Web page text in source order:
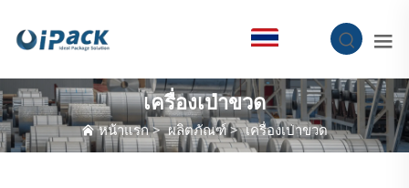
เครื่องเป่าขวด
หน้าแรก>ผลิตภัณฑ์>เครื่องเป่าขวด